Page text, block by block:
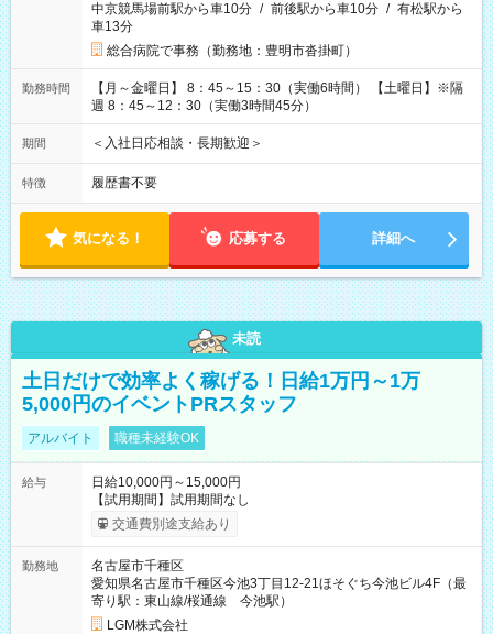
中京競馬場前駅から車10分 / 前後駅から車10分 / 有松駅から
車13分
総合病院で事務（勤務地：豊明市沓掛町）
勤務時間
【月～金曜日】 8：45～15：30（実働6時間） 【土曜日】※隔
週 8：45～12：30（実働3時間45分）
期間 ＜入社日応相談・長期歓迎＞
特徴 履歴書不要
気になる！ 応募する 詳細へ
未読
土日だけで効率よく稼げる！日給1万円～1万
5,000円のイベントPRスタッフ
アルバイト 職種未経験OK
給与
日給10,000円～15,000円
【試用期間】試用期間なし
交通費別途支給あり
勤務地
名古屋市千種区
愛知県名古屋市千種区今池3丁目12-21ほそぐち今池ビル4F（最
寄り駅：東山線/桜通線 今池駅）
LGM株式会社